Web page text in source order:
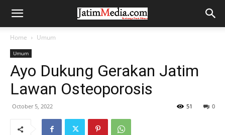
Home Umum
Umum
Ayo Dukung Gerakan Jatim
Lawan Osteoporosis
October 5, 2022 0
51